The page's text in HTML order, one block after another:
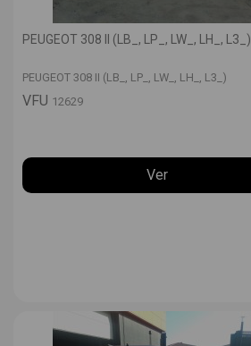
PEUGEOT 308 II (LB_, LP_, LW_, LH_, L3_)
PEUGEOT 308 II (LB_, LP_, LW_, LH_, L3_)
VFU 12629
Ver